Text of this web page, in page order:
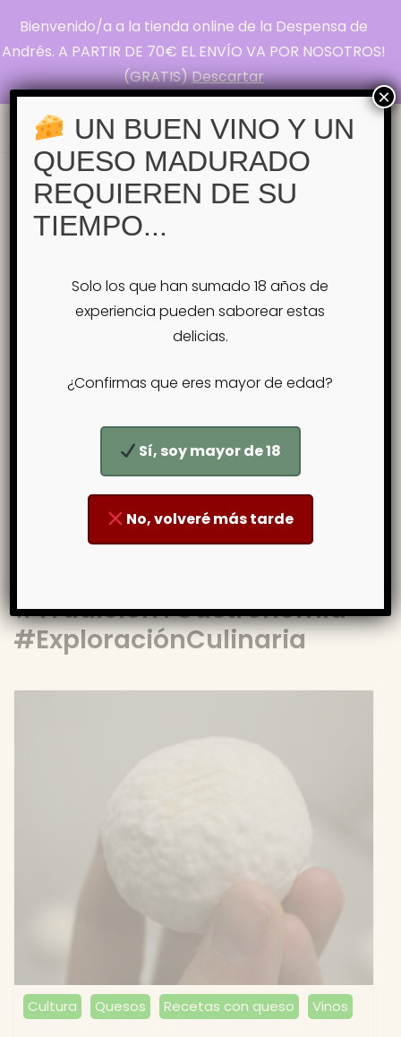
Bienvenido/a a la tienda online de la Despensa de
Andrés. A PARTIR DE 70€ EL ENVÍO VA POR NOSOTROS!
(GRATIS)Descartar
La Despensa de
Andrés
Pasión por el Queso
Inicio
#MaridajeDeQuesos #QuesoYVino
#GastronomíaGlobal #SaboresDelMundo
#CulturaCulinaria #ArteDelMaridaje
#ExploraciónCulinaria
#QuesoYVino
#GastronomíaGlobal
#SaboresDelMundo
#CulturaCulinaria
#ArteDelMaridaje
#QuesosDelMundo
#TradiciónYGastronomía
#ExploraciónCulinaria
Cultura Quesos Recetas con queso Vinos
UN BUEN VINO Y UN
QUESO MADURADO
REQUIEREN DE SU
TIEMPO...
Solo los que han sumado 18 años de
experiencia pueden saborear estas
delicias.
¿Confirmas que eres mayor de edad?
Sí, soy mayor de 18
No, volveré más tarde
×